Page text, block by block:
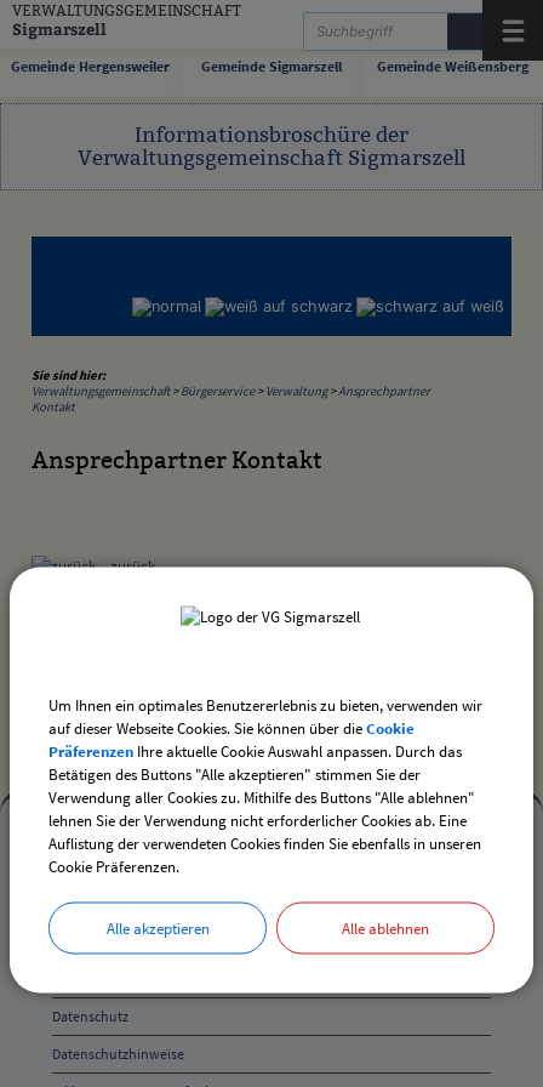
Zum Inhalt,zur Navigationoderzur Startseite springen.
VERWALTUNGSGEMEINSCHAFT
Sigmarszell
Gemeinde Hergensweiler Gemeinde Sigmarszell Gemeinde Weißensberg
Informationsbroschüre der
Verwaltungsgemeinschaft Sigmarszell
Sie sind hier:
Verwaltungsgemeinschaft>Bürgerservice> Verwaltung>Ansprechpartner
Kontakt
Ansprechpartner Kontakt
zurück
Mehr
entdecken,
und
Anschrift
und
Kontakt
Mehr entdecken
Kontakt
Inhaltsverzeichnis
Datenschutz
Datenschutzhinweise
Um Ihnen ein optimales Benutzererlebnis zu bieten, verwenden wir
auf dieser Webseite Cookies. Sie können über dieCookie
Präferenzen Ihre aktuelle Cookie Auswahl anpassen. Durch das
Betätigen des Buttons "Alle akzeptieren" stimmen Sie der
Verwendung aller Cookies zu. Mithilfe des Buttons "Alle ablehnen"
lehnen Sie der Verwendung nicht erforderlicher Cookies ab. Eine
Auflistung der verwendeten Cookies finden Sie ebenfalls in unseren
Cookie Präferenzen.
Alle akzeptieren Alle ablehnen